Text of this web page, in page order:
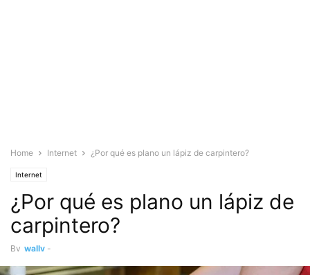
Home Internet ¿Por qué es plano un lápiz de carpintero?
Internet
¿Por qué es plano un lápiz de
carpintero?
By wally -